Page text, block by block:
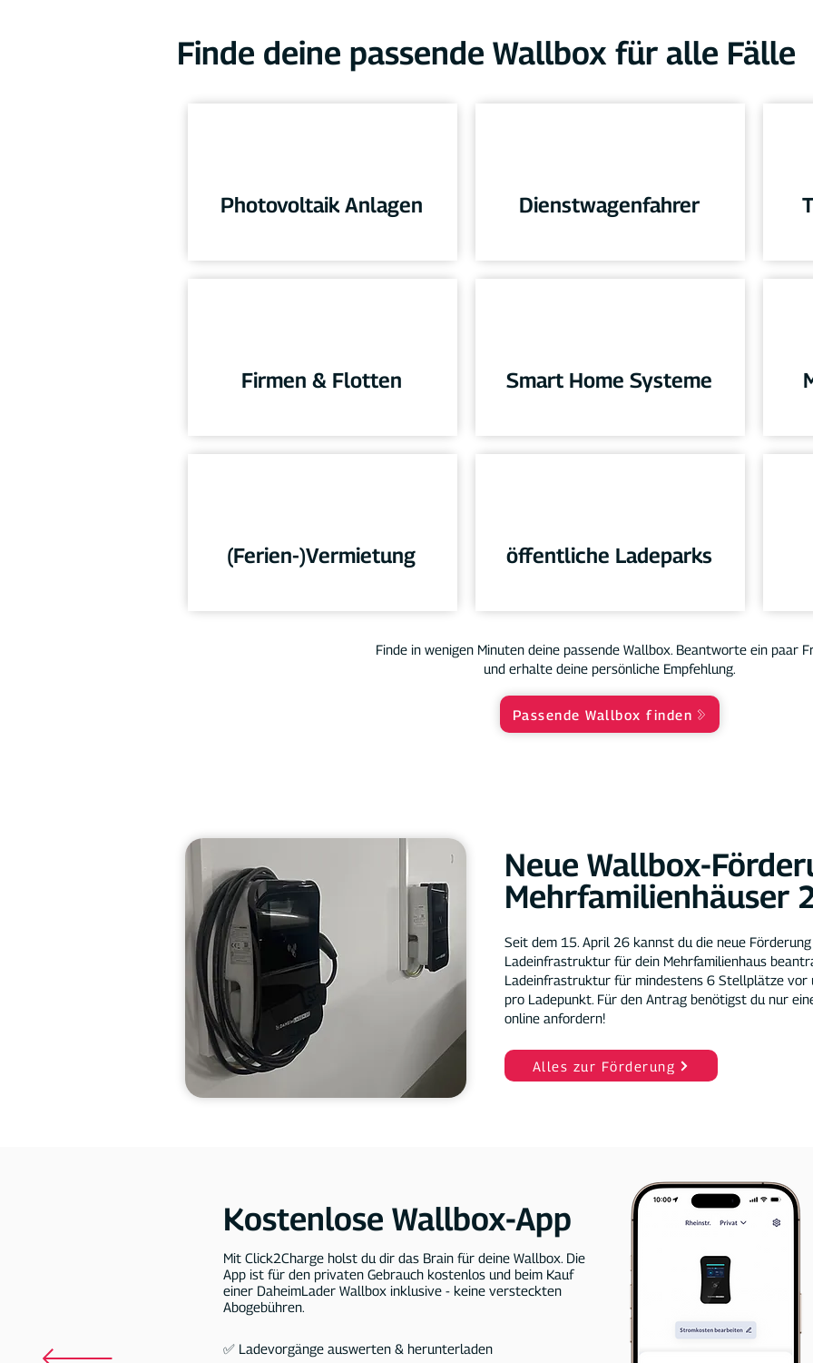
Finde deine passende Wallbox für alle Fälle
Photovoltaik Anlagen
Firmen & Flotten
(Ferien-)Vermietung
Dienstwagenfahrer
Smart Home Systeme
öffentliche Ladeparks
Finde in wenigen Minuten deine passende Wallbox. Beantworte ein paar
und erhalte deine persönliche Empfehlung.
Passende Wallbox finden
Neue Wallbox-
Mehrfamilienhäuser
Seit dem 15. April 26 kannst du die neue
Ladeinfrastruktur für dein Mehrfamilienhaus
Ladeinfrastruktur für mindestens 6 Stellplätze vor
pro Ladepunkt. Für den Antrag benötigst du nur
online anfordern!
Alles zur Förderung
Kostenlose Wallbox-App
Mit Click2Charge holst du dir das Brain für deine Wallbox. Die
App ist für den privaten Gebrauch kostenlos und beim Kauf
einer DaheimLader Wallbox inklusive - keine versteckten
Abogebühren.​
✅ Ladevorgänge auswerten & herunterladen